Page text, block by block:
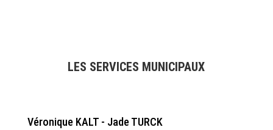
LES SERVICES MUNICIPAUX
Véronique KALT - Jade TURCK